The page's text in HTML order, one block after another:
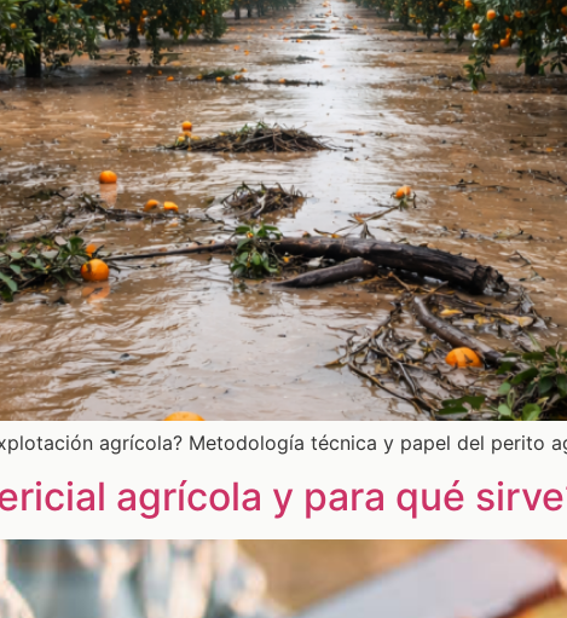
agrícola? Metodología técnica y papel del perito
agrícola y para qué